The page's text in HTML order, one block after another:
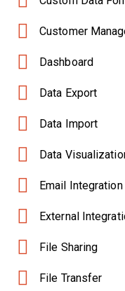
Customer
Dashboard
Data Export
Data Import
Data
Email Integration
External
File Sharing
File Transfer